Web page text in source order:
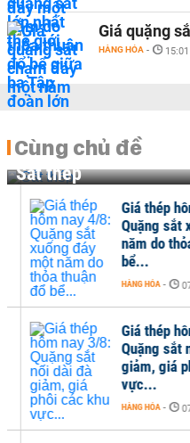
Giá quặng
HÀNG HÓA -
Cùng chủ đề
Sắt thép
Giá thép
Quặng sắt
năm do thỏa
bể...
HÀNG HÓA -
Giá thép
Quặng sắt
giảm, giá
vực...
HÀNG HÓA -